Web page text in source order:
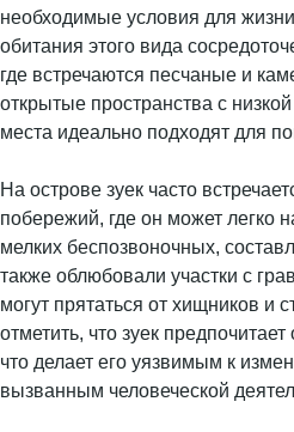
необходимые условия для
обитания этого вида
где встречаются песчаные и
открытые пространства с
места идеально подходят для
На острове зуек часто
побережий, где он может легко
мелких беспозвоночных,
также облюбовали участки с
могут прятаться от хищников и
отметить, что зуек
что делает его уязвимым к
вызванным человеческой